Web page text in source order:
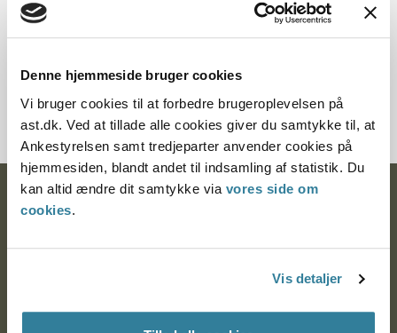
Denne hjemmeside bruger cookies
Vi bruger cookies til at forbedre brugeroplevelsen på
ast.dk. Ved at tillade alle cookies giver du samtykke til, at
Ankestyrelsen samt tredjeparter anvender cookies på
hjemmesiden, blandt andet til indsamling af statistik. Du
kan altid ændre dit samtykke via vores side om
cookies.
Vis detaljer
§ 14 § 15
4070-87
Ankestyrelsen